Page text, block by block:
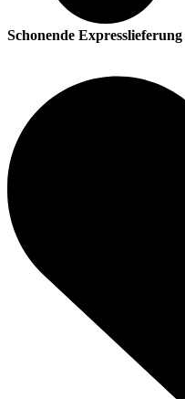
Schonende Expresslieferung